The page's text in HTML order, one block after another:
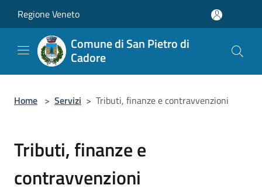
Regione Veneto
Comune di San Pietro di
Cadore
Home > Servizi > Tributi, finanze e contravvenzioni
Tributi, finanze e
contravvenzioni